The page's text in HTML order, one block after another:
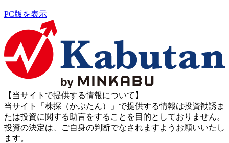
PC版を表示
【当サイトで提供する情報について】
当サイト「株探（かぶたん）」で提供する情報は投資勧誘ま
たは投資に関する助言をすることを目的としておりません。
投資の決定は、ご自身の判断でなされますようお願いいたし
ます。